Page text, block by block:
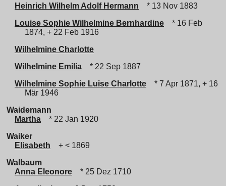
Heinrich Wilhelm Adolf Hermann
* 13 Nov 1883
Louise Sophie Wilhelmine Bernhardine
* 16 Feb
1874, + 22 Feb 1916
Wilhelmine Charlotte
Wilhelmine Emilia
* 22 Sep 1887
Wilhelmine Sophie Luise Charlotte
* 7 Apr 1871, + 16
Mär 1946
Waidemann
Martha
* 22 Jan 1920
Waiker
Elisabeth
+ < 1869
Walbaum
Anna Eleonore
* 25 Dez 1710